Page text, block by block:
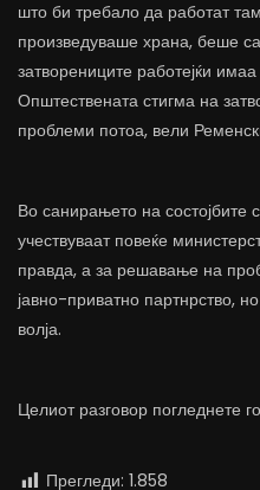
што би требало да работат
произведуваше храна, беше
затворениците работејќи
Општествената стигма на
проблеми потоа, вели
Во санирањето на состојбите
учествуваат повеќе
правда, а за решавање на
јавно-приватно партнрство,
волја.
Целиот разговор погледнете
Прегледи: 1.858